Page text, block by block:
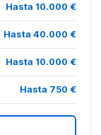
Hasta 10.000 €
Hasta 40.000 €
Hasta 10.000 €
Hasta 750 €